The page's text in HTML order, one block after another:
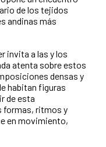
de los tejidos
andinas más
invita a las y los
atenta sobre estos
densas y
habitan figuras
de esta
formas, ritmos y
en movimiento,